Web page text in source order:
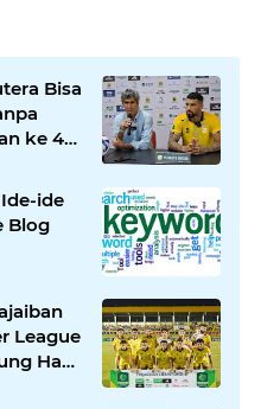
Bisa
ke 4
ide
Blog
Hasil